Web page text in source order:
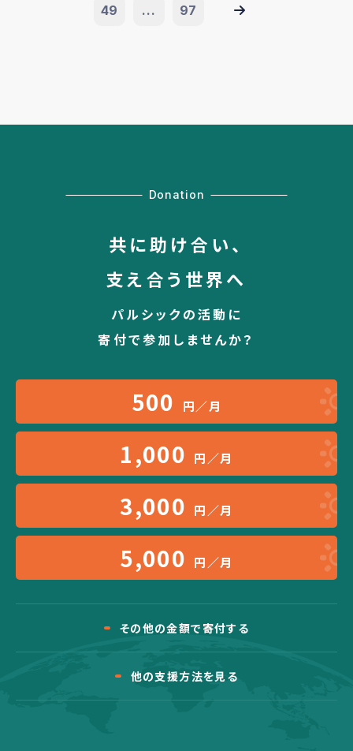
49 ... 97
Donation
共に助け合い、
支え合う世界へ
パルシックの活動に
寄付で参加しませんか？
500 円／月
1,000 円／月
3,000 円／月
5,000 円／月
その他の金額で寄付する
他の支援方法を見る